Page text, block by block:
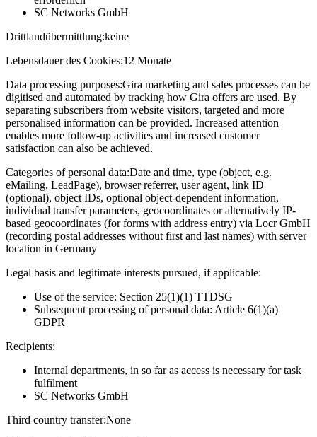
SC Networks GmbH
Drittlandübermittlung:keine
Lebensdauer des Cookies:12 Monate
Data processing purposes:Gira marketing and sales processes can be
digitised and automated by tracking how Gira offers are used. By
separating subscribers from website visitors, targeted and more
personalised information can be provided. Increased attention
enables more follow-up activities and increased customer
satisfaction can also be achieved.
Categories of personal data:Date and time, type (object, e.g.
eMailing, LeadPage), browser referrer, user agent, link ID
(optional), object IDs, optional object-dependent information,
individual transfer parameters, geocoordinates or alternatively IP-
based geocoordinates (for forms with address entry) via Locr GmbH
(recording postal addresses without first and last names) with server
location in Germany
Legal basis and legitimate interests pursued, if applicable:
Use of the service: Section 25(1)(1) TTDSG
Subsequent processing of personal data: Article 6(1)(a)
GDPR
Recipients:
Internal departments, in so far as access is necessary for task
fulfilment
SC Networks GmbH
Third country transfer:None